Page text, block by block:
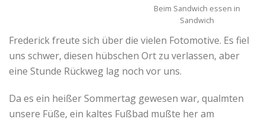
Beim Sandwich essen in
Sandwich
Frederick freute sich über die vielen Fotomotive. Es fiel
uns schwer, diesen hübschen Ort zu verlassen, aber
eine Stunde Rückweg lag noch vor uns.
Da es ein heißer Sommertag gewesen war, qualmten
unsere Füße, ein kaltes Fußbad mußte her am